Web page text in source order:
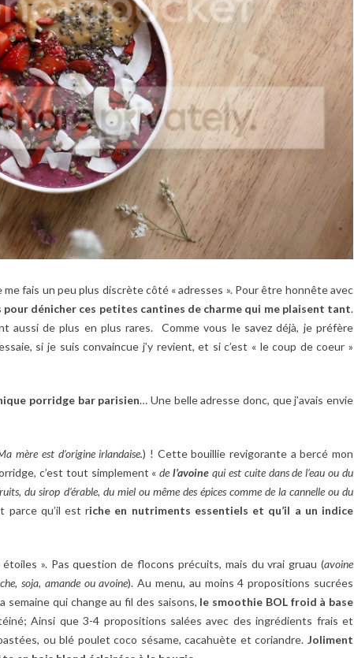
me fais un peu plus discrète côté « adresses ». Pour être honnête avec
pour dénicher ces petites cantines de charme qui me plaisent tant.
aussi de plus en plus rares. Comme vous le savez déjà, je préfère
si je suis convaincue j’y revient, et si c’est « le coup de coeur »
porridge bar parisien… Une belle adresse donc, que j’avais envie
mère est d’origine irlandaise.) ! Cette bouillie revigorante a bercé mon
c’est tout simplement «del’avoine qui est cuite dans de l’eau ou du
du sirop d’érable, du miel ou même des épices comme de la cannelle ou du
parce qu’il est riche en nutriments essentiels et qu’il a un indice
». Pas question de flocons précuits, mais du vrai gruau (avoine
soja, amande ou avoine). Au menu, au moins 4 propositions sucrées
semaine qui change au fil des saisons, le smoothie BOL froid à base
Ainsi que 3-4 propositions salées avec des ingrédients frais et
ou blé poulet coco sésame, cacahuète et coriandre. Joliment